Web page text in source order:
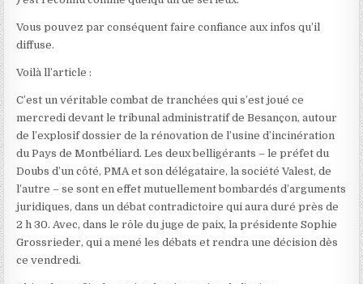
Vous pouvez par conséquent faire confiance aux infos qu’il
diffuse.
Voilà ll’article :
C’est un véritable combat de tranchées qui s’est joué ce
mercredi devant le tribunal administratif de Besançon, autour
de l’explosif dossier de la rénovation de l’usine d’incinération
du Pays de Montbéliard. Les deux belligérants – le préfet du
Doubs d’un côté, PMA et son délégataire, la société Valest, de
l’autre – se sont en effet mutuellement bombardés d’arguments
juridiques, dans un débat contradictoire qui aura duré près de
2 h 30. Avec, dans le rôle du juge de paix, la présidente Sophie
Grossrieder, qui a mené les débats et rendra une décision dès
ce vendredi.